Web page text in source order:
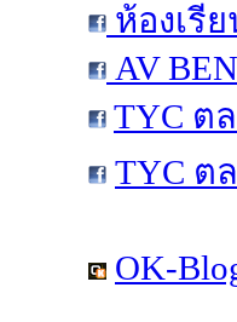
ห้องเรี
AV
TYC ต
TYC ต
OK-